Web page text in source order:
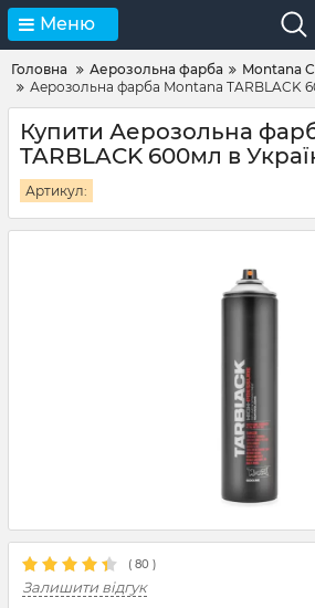
Меню
Головна Аерозольна фарба
Montana
Аерозольна фарба Montana TARBLACK
Купити Аерозольна
TARBLACK 600мл в
Артикул:
( 80 )
Залишити відгук